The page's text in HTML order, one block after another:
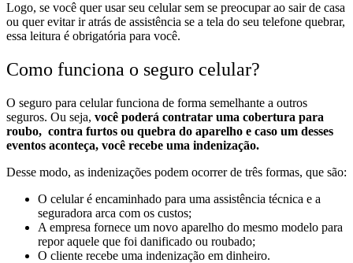
Logo, se você quer usar seu celular sem se preocupar ao sair de casa
ou quer evitar ir atrás de assistência se a tela do seu telefone quebrar,
essa leitura é obrigatória para você.
Como funciona o seguro celular?
O seguro para celular funciona de forma semelhante a outros
seguros. Ou seja, você poderá contratar uma cobertura para
roubo, contra furtos ou quebra do aparelho e caso um desses
eventos aconteça, você recebe uma indenização.
Desse modo, as indenizações podem ocorrer de três formas, que são:
O celular é encaminhado para uma assistência técnica e a
seguradora arca com os custos;
A empresa fornece um novo aparelho do mesmo modelo para
repor aquele que foi danificado ou roubado;
O cliente recebe uma indenização em dinheiro.